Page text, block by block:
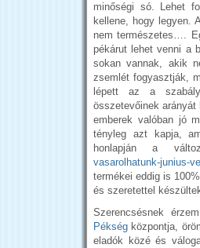
minőségi só. Lehet
kellene, hogy legyen.
nem természetes….
pékárut lehet venni a
sokan vannak, akik
zsemlét fogyasztják,
lépett az a
összetevőinek arányát
emberek valóban jó
tényleg azt kapja,
honlapján a
vasarolhatunk-junius-
termékei eddig is
és szeretettel
Szerencsésnek
Pékség központja,
eladók közé és